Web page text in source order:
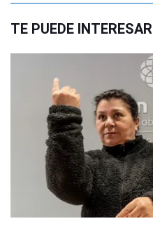
TE PUEDE INTERESAR